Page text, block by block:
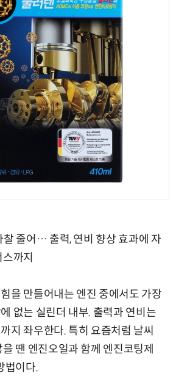
줄어… 출력, 연비 향상 효과에 자
까지
을 만들어내는 엔진 중에서도 가장
없는 실린더 내부. 출력과 연비는
지 좌우한다. 특히 요즘처럼 날씨
땐 엔진오일과 함께 엔진코팅제
법이다.